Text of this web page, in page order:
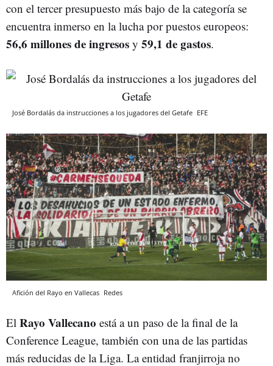
con el tercer presupuesto más bajo de la categoría se
encuentra inmerso en la lucha por puestos europeos:
56,6 millones de ingresos y 59,1 de gastos.
José Bordalás da instrucciones a los jugadores del Getafe EFE
Afición del Rayo en Vallecas Redes
El Rayo Vallecano está a un paso de la final de la
Conference League, también con una de las partidas
más reducidas de la Liga. La entidad franjirroja no